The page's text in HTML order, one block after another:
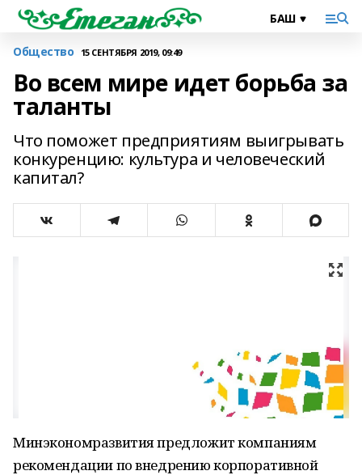
Общество 15 СЕНТЯБРЯ 2019, 09:49
Во всем мире идет борьба за
таланты
Что поможет предприятиям выигрывать
конкуренцию: культура и человеческий
капитал?
Минэкономразвития предложит компаниям
рекомендации по внедрению корпоративной